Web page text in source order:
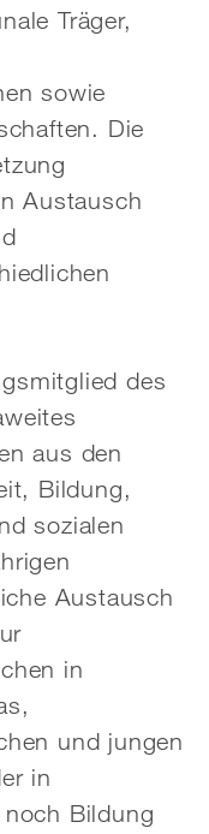
Träger,
sowie
Die
Austausch
des
aus den
Bildung,
sozialen
Austausch
in
und jungen
in
Bildung